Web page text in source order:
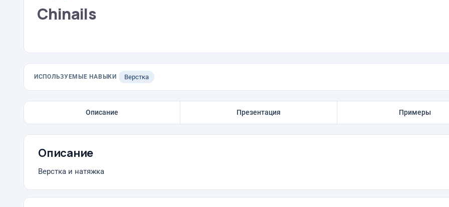
Chinails
ИСПОЛЬЗУЕМЫЕ НАВЫКИ Верстка
Описание Презентация Примеры
Описание
Верстка и натяжка